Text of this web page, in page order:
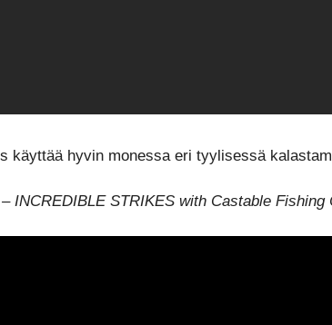
käyttää hyvin monessa eri tyylisessä
INCREDIBLE STRIKES with Castable Fishing